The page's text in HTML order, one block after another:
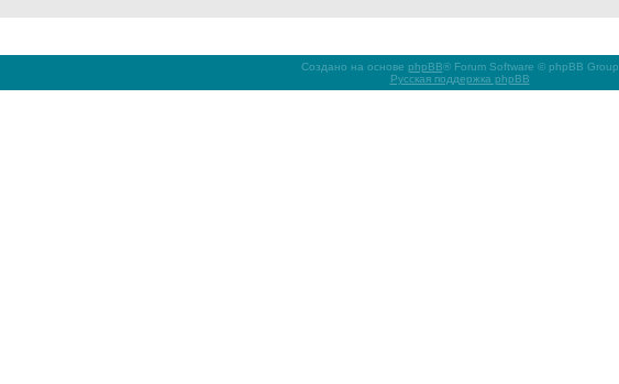
Создано на основе phpBB® Forum Software © phpBB Group
Русская поддержка phpBB